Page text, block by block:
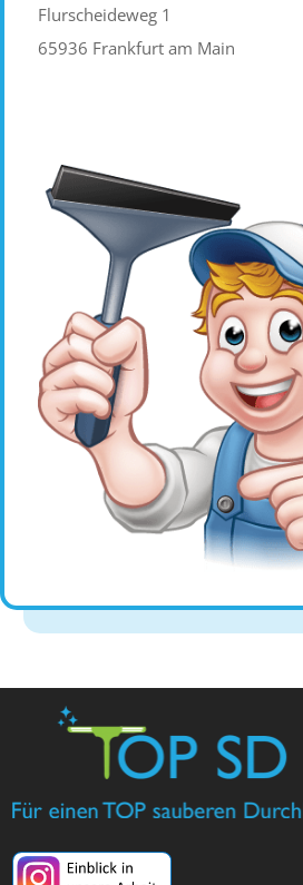
Flurscheideweg 1
65936 Frankfurt am Main